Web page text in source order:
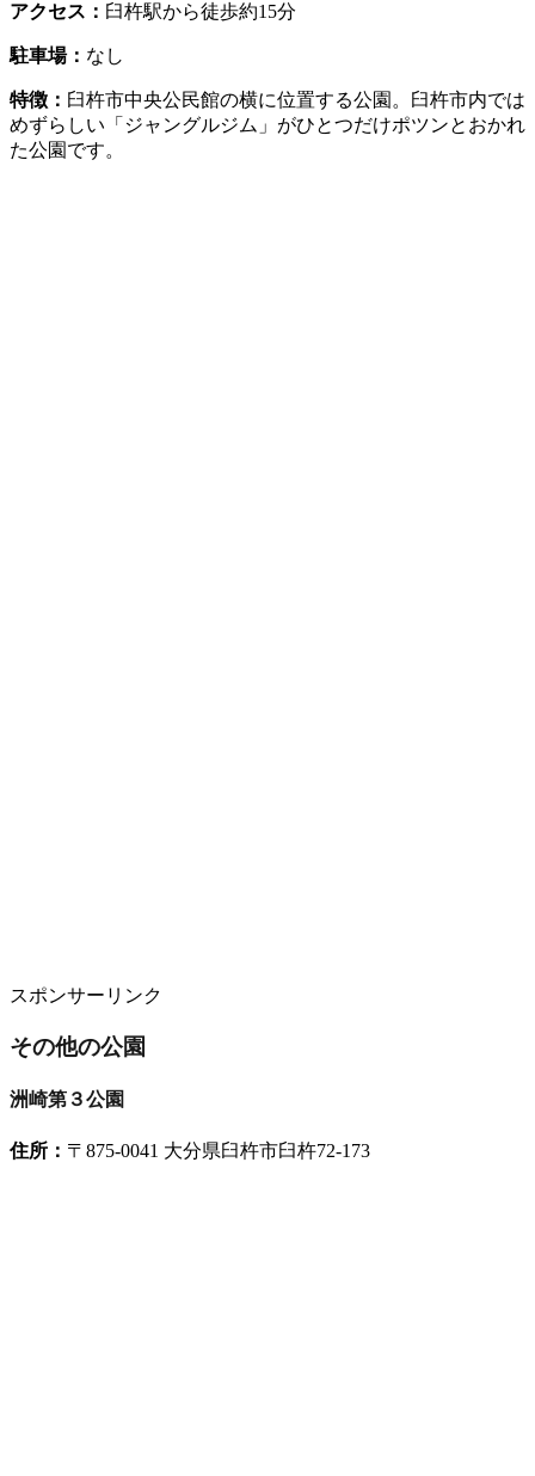
アクセス： 臼杵駅から徒歩約15分
駐車場： なし
特徴： 臼杵市中央公民館の横に位置する公園。臼杵市内では
めずらしい「ジャングルジム」がひとつだけポツンとおかれ
た公園です。
スポンサーリンク
その他の公園
洲崎第３公園
住所： 〒875-0041 大分県臼杵市臼杵72-173